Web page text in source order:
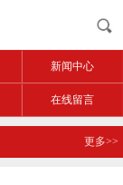
新闻中心
在线留言
更多>>